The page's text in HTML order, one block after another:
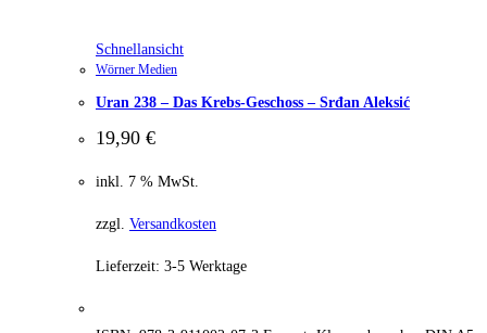
Schnellansicht
Wörner Medien
Uran 238 – Das Krebs-Geschoss – Srđan Aleksić
19,90 €
inkl. 7 % MwSt.
zzgl. Versandkosten
Lieferzeit: 3-5 Werktage